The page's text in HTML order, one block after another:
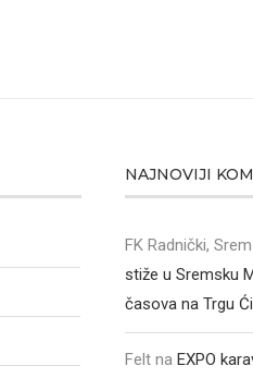
NAJNOVIJI
FK Radnički, Srem
stiže u Sremsku
časova na Trgu
Felt naEXPO